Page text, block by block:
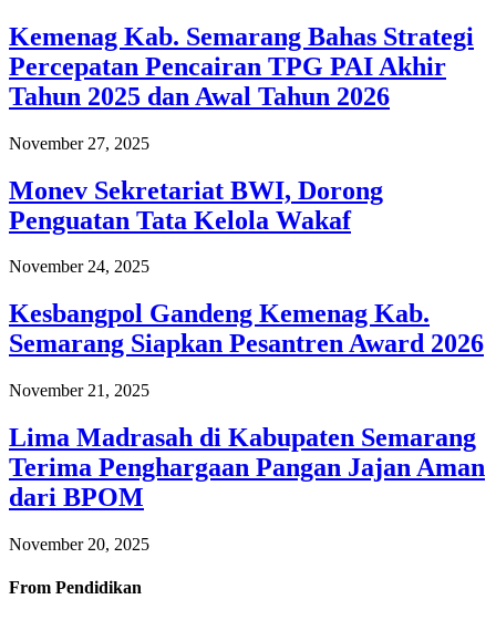
Kemenag Kab. Semarang Bahas Strategi
Percepatan Pencairan TPG PAI Akhir
Tahun 2025 dan Awal Tahun 2026
November 27, 2025
Monev Sekretariat BWI, Dorong
Penguatan Tata Kelola Wakaf
November 24, 2025
Kesbangpol Gandeng Kemenag Kab.
Semarang Siapkan Pesantren Award 2026
November 21, 2025
Lima Madrasah di Kabupaten Semarang
Terima Penghargaan Pangan Jajan Aman
dari BPOM
November 20, 2025
From Pendidikan